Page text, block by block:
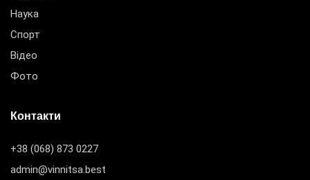
Наука
Спорт
Відео
Фото
Контакти
+38 (068) 873 0227
admin@vinnitsa.best